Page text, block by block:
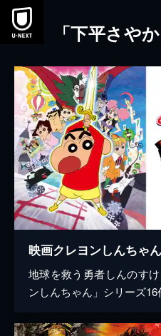
本文へスキップ
「下平さや
地球を救う勇者しんのす
ンしんちゃん」シリーズ16